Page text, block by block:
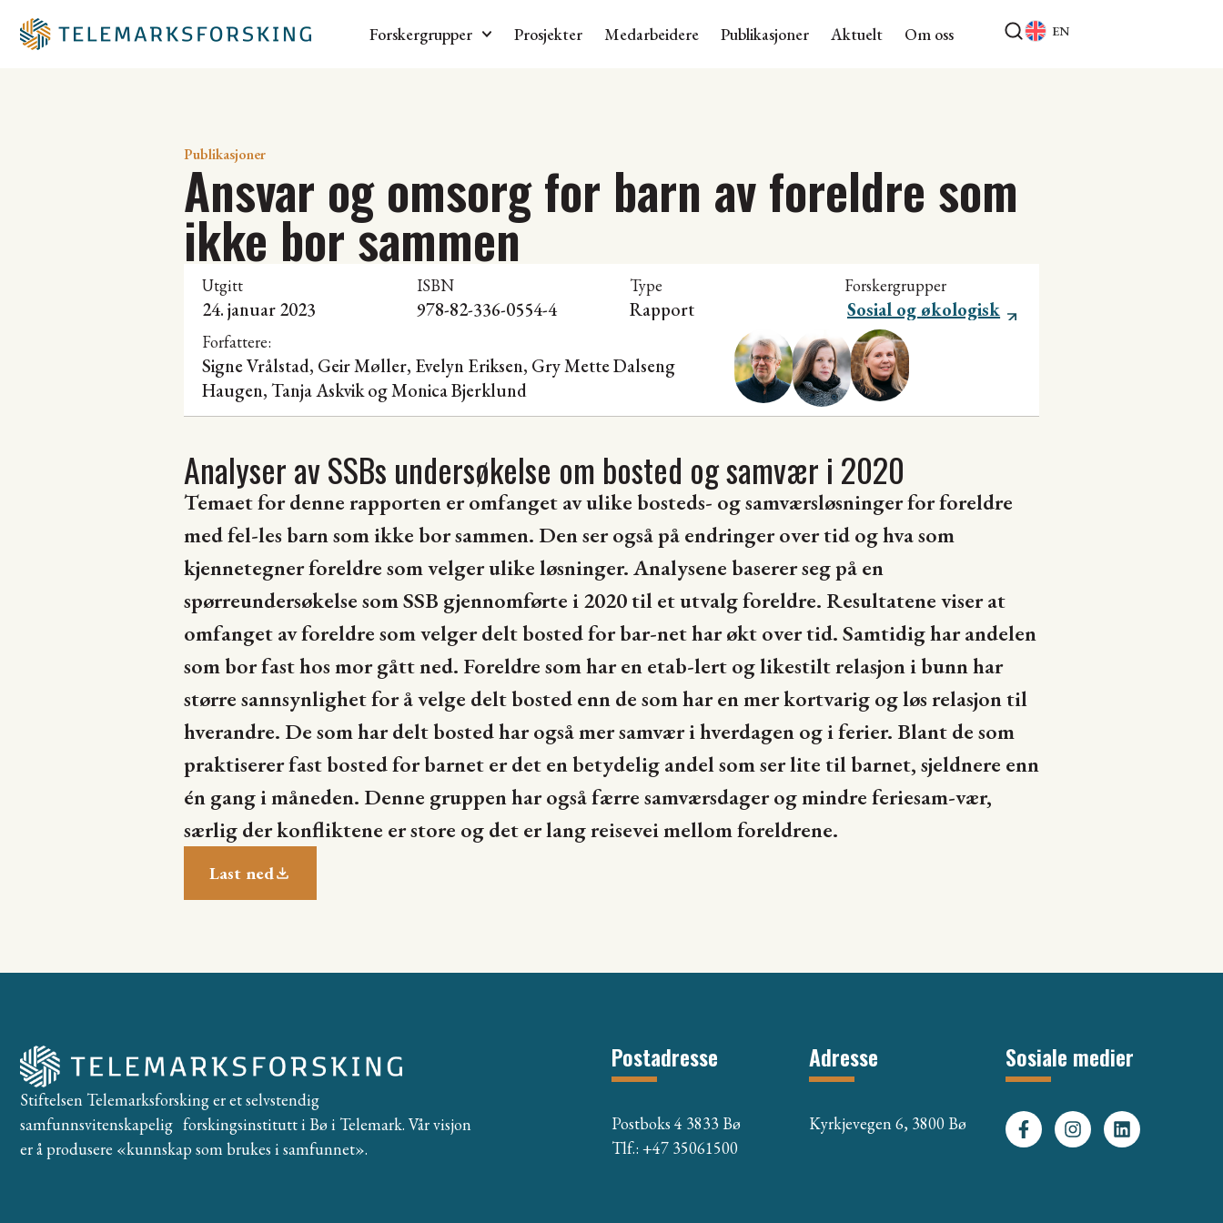
Forskergrupper Prosjekter Medarbeidere Publikasjoner Aktuelt Om oss EN
Publikasjoner
Ansvar og omsorg for barn av foreldre som
ikke bor sammen
Utgitt
24. januar 2023
ISBN
978-82-336-0554-4
Type
Rapport
Forskergrupper
Sosial og økologisk
bærekraft
Forfattere:
Signe Vrålstad, Geir Møller, Evelyn Eriksen, Gry Mette Dalseng
Haugen,Tanja AskvikogMonica Bjerklund
Analyser av SSBs undersøkelse om bosted og samvær i 2020
Temaet for denne rapporten er omfanget av ulike bosteds- og samværsløsninger for foreldre
med fel-les barn som ikke bor sammen. Den ser også på endringer over tid og hva som
kjennetegner foreldre som velger ulike løsninger. Analysene baserer seg på en
spørreundersøkelse som SSB gjennomførte i 2020 til et utvalg foreldre. Resultatene viser at
omfanget av foreldre som velger delt bosted for bar-net har økt over tid. Samtidig har andelen
som bor fast hos mor gått ned. Foreldre som har en etab-lert og likestilt relasjon i bunn har
større sannsynlighet for å velge delt bosted enn de som har en mer kortvarig og løs relasjon til
hverandre. De som har delt bosted har også mer samvær i hverdagen og i ferier. Blant de som
praktiserer fast bosted for barnet er det en betydelig andel som ser lite til barnet, sjeldnere enn
én gang i måneden. Denne gruppen har også færre samværsdager og mindre feriesam-vær,
særlig der konfliktene er store og det er lang reisevei mellom foreldrene.
Last ned
Stiftelsen Telemarksforsking er et selvstendig
samfunnsvitenskapelig forskingsinstitutt i Bø i Telemark. Vår visjon
er å produsere «kunnskap som brukes i samfunnet».
Postadresse
Postboks 4 3833 Bø
Tlf.: +47 35061500
Adresse
Kyrkjevegen 6, 3800 Bø
Sosiale medier